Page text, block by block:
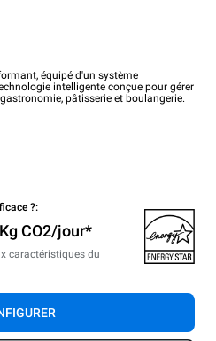
équipé d'un système
intelligente conçue pour gérer
pâtisserie et boulangerie.
?:
CO2/jour*
caractéristiques du